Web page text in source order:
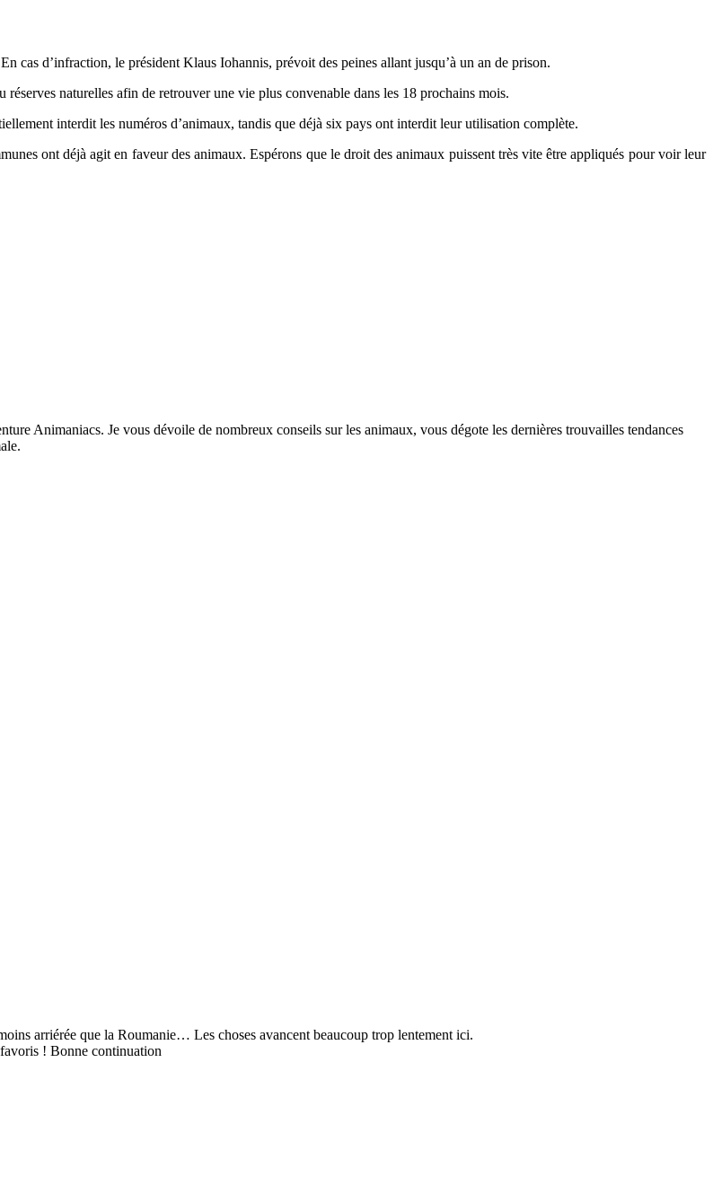
cas d’infraction, le président Klaus Iohannis, prévoit des peines allant jusqu’à un an de prison.
réserves naturelles afin de retrouver une vie plus convenable dans les 18 prochains mois.
interdit les numéros d’animaux, tandis que déjà six pays ont interdit leur utilisation complète.
ont déjà agit en faveur des animaux. Espérons que le droit des animaux puissent très vite être appliqués pour voir leur
Animaniacs. Je vous dévoile de nombreux conseils sur les animaux, vous dégote les dernières trouvailles tendances
arriérée que la Roumanie… Les choses avancent beaucoup trop lentement ici.
! Bonne continuation